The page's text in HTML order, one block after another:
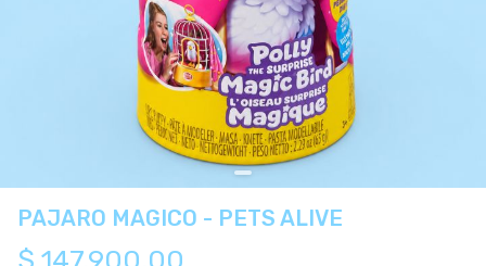
PAJARO MAGICO - PETS ALIVE
$ 147.900,00